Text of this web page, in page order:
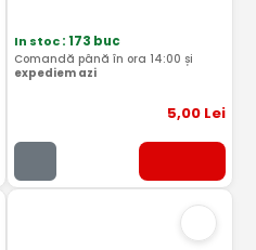
In stoc: 173 buc
Comandă până în ora 14:00 și
expediem azi
5,00 Lei